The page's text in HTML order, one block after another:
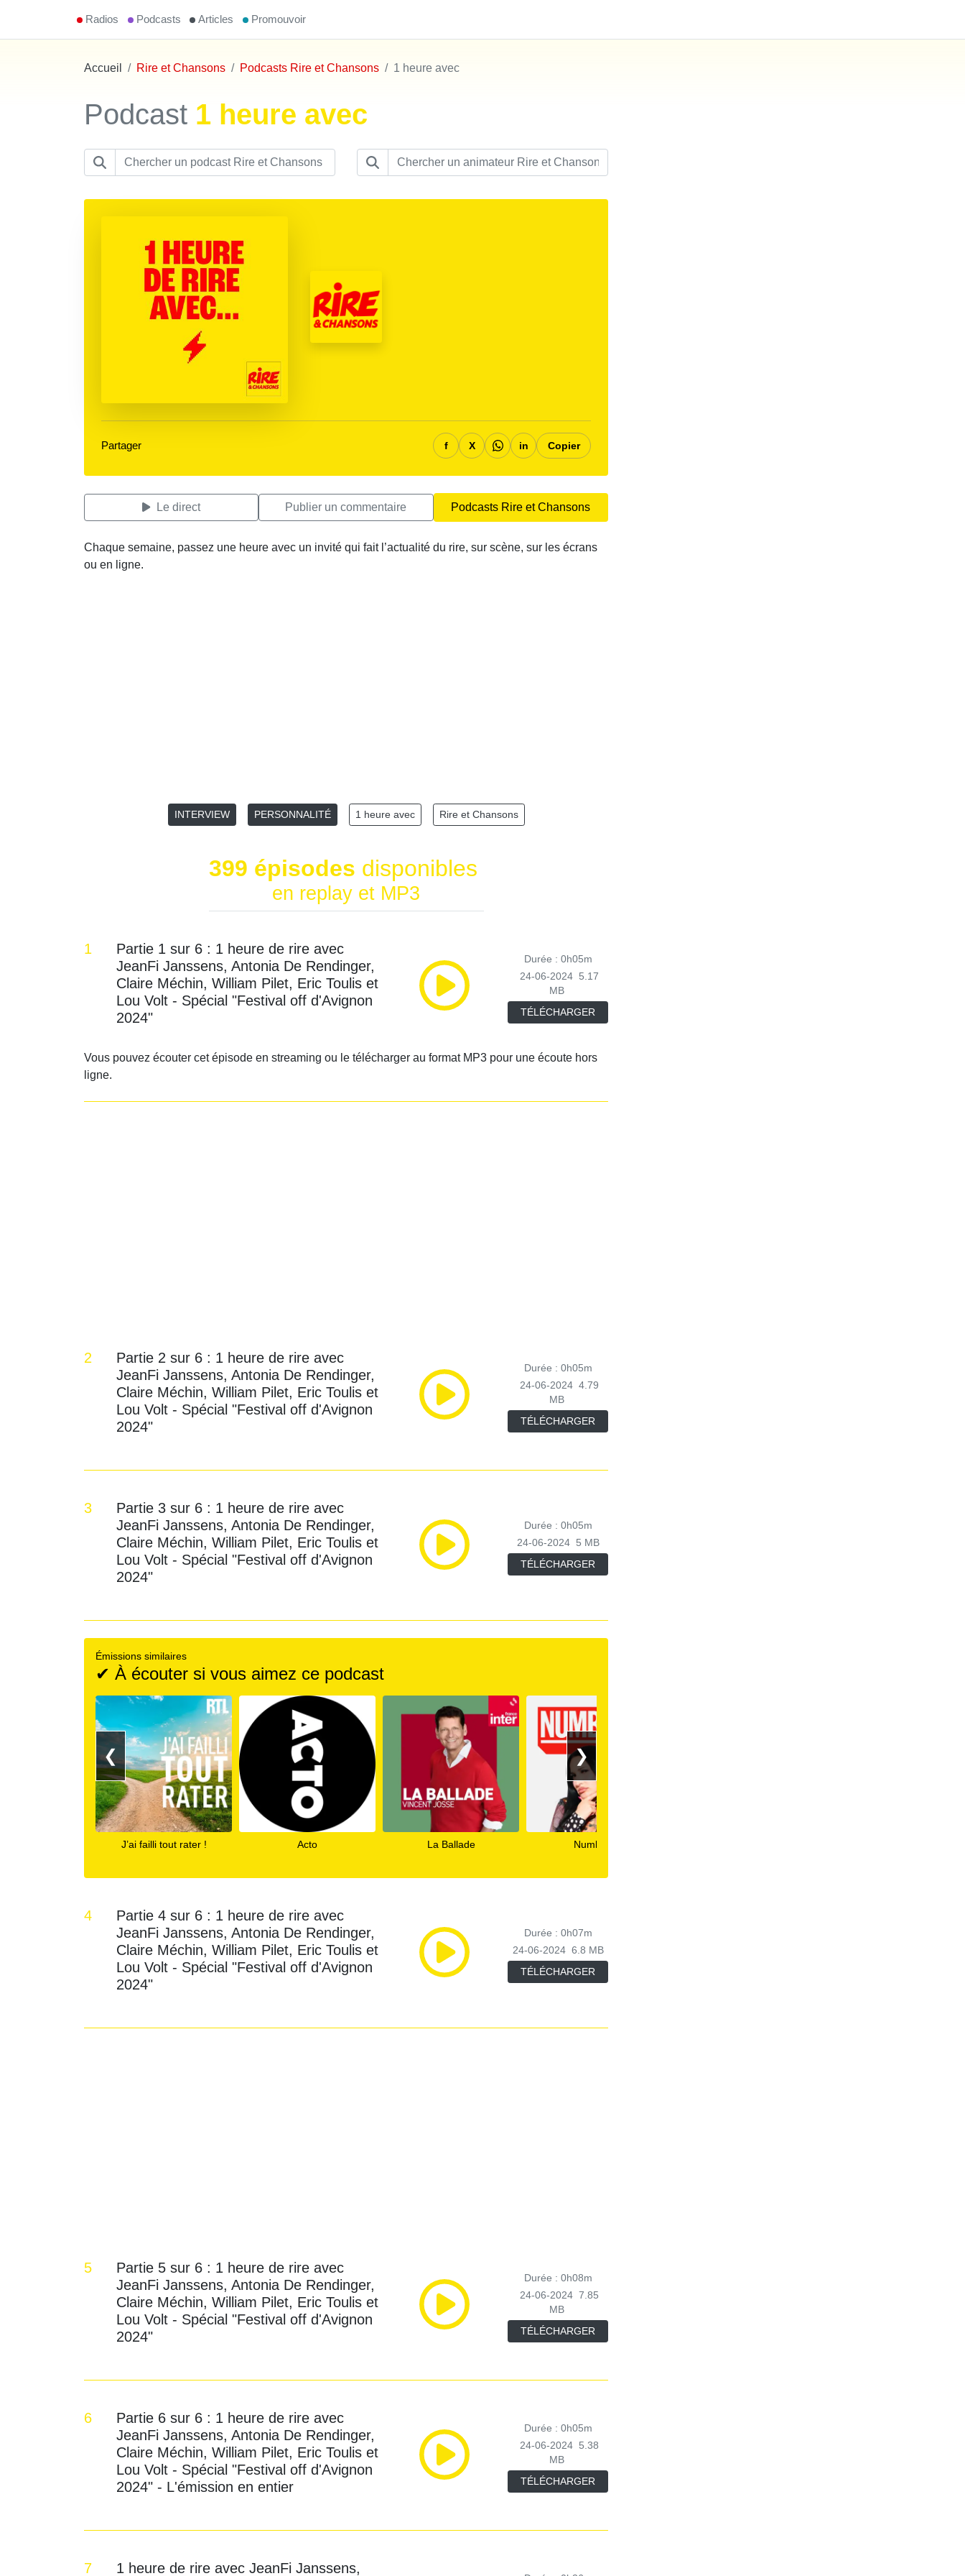
Radios Podcasts Articles Promouvoir
Accueil Rire et Chansons Podcasts Rire et Chansons 1 heure avec
Podcast 1 heure avec
Partager f X in Copier
Le direct Publier un commentaire Podcasts Rire et Chansons
Chaque semaine, passez une heure avec un invité qui fait l’actualité du rire, sur scène, sur les écrans
ou en ligne.
INTERVIEW PERSONNALITÉ 1 heure avec Rire et Chansons
399 épisodes disponibles
en replay et MP3
1
Partie 1 sur 6 : 1 heure de rire avec
JeanFi Janssens, Antonia De Rendinger,
Claire Méchin, William Pilet, Eric Toulis et
Lou Volt - Spécial "Festival off d'Avignon
2024"
Durée : 0h05m
24-06-2024 5.17
MB
TÉLÉCHARGER
Vous pouvez écouter cet épisode en streaming ou le télécharger au format MP3 pour une écoute hors
ligne.
2
Partie 2 sur 6 : 1 heure de rire avec
JeanFi Janssens, Antonia De Rendinger,
Claire Méchin, William Pilet, Eric Toulis et
Lou Volt - Spécial "Festival off d'Avignon
2024"
Durée : 0h05m
24-06-2024 4.79
MB
TÉLÉCHARGER
3
Partie 3 sur 6 : 1 heure de rire avec
JeanFi Janssens, Antonia De Rendinger,
Claire Méchin, William Pilet, Eric Toulis et
Lou Volt - Spécial "Festival off d'Avignon
2024"
Durée : 0h05m
24-06-2024
5 MB
TÉLÉCHARGER
Émissions similaires
✔ À écouter si vous aimez ce podcast
❮
J’ai failli tout rater ! Acto La Ballade Numbers
❯
4
Partie 4 sur 6 : 1 heure de rire avec
JeanFi Janssens, Antonia De Rendinger,
Claire Méchin, William Pilet, Eric Toulis et
Lou Volt - Spécial "Festival off d'Avignon
2024"
Durée : 0h07m
24-06-2024 6.8 MB
TÉLÉCHARGER
5
Partie 5 sur 6 : 1 heure de rire avec
JeanFi Janssens, Antonia De Rendinger,
Claire Méchin, William Pilet, Eric Toulis et
Lou Volt - Spécial "Festival off d'Avignon
2024"
Durée : 0h08m
24-06-2024 7.85
MB
TÉLÉCHARGER
6
Partie 6 sur 6 : 1 heure de rire avec
JeanFi Janssens, Antonia De Rendinger,
Claire Méchin, William Pilet, Eric Toulis et
Lou Volt - Spécial "Festival off d'Avignon
2024" - L'émission en entier
Durée : 0h05m
24-06-2024 5.38
MB
TÉLÉCHARGER
7 1 heure de rire avec JeanFi Janssens,